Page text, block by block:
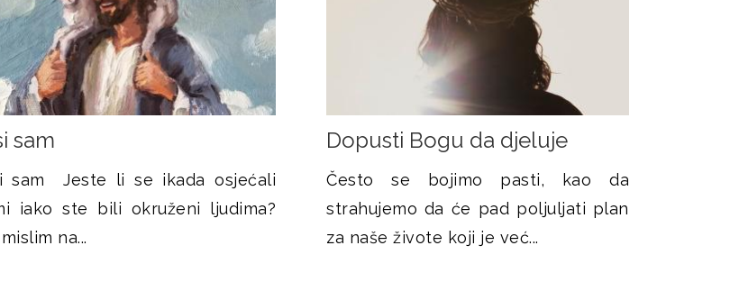
sam
sam Jeste li se ikada osjećali
iako ste bili okruženi ljudima?
na...
Dopusti Bogu da djeluje
Često se bojimo pasti, kao da
strahujemo da će pad poljuljati plan
za naše živote koji je već...